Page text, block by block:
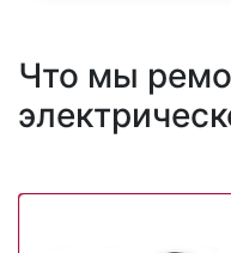
Что мы